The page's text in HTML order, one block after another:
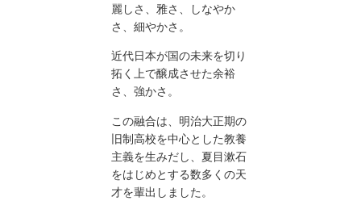
麗しさ、雅さ、しなやか
さ、細やかさ。
近代日本が国の未来を切り
拓く上で醸成させた余裕
さ、強かさ。
この融合は、明治大正期の
旧制高校を中心とした教養
主義を生みだし、夏目漱石
をはじめとする数多くの天
才を輩出しました。